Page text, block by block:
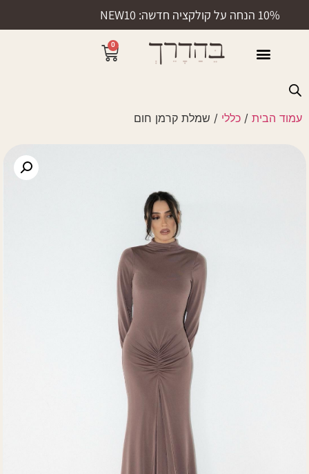
10% הנחה על קולקציה חדשה: NEW10
0
עמוד הבית / כללי / שמלת קרמן חום